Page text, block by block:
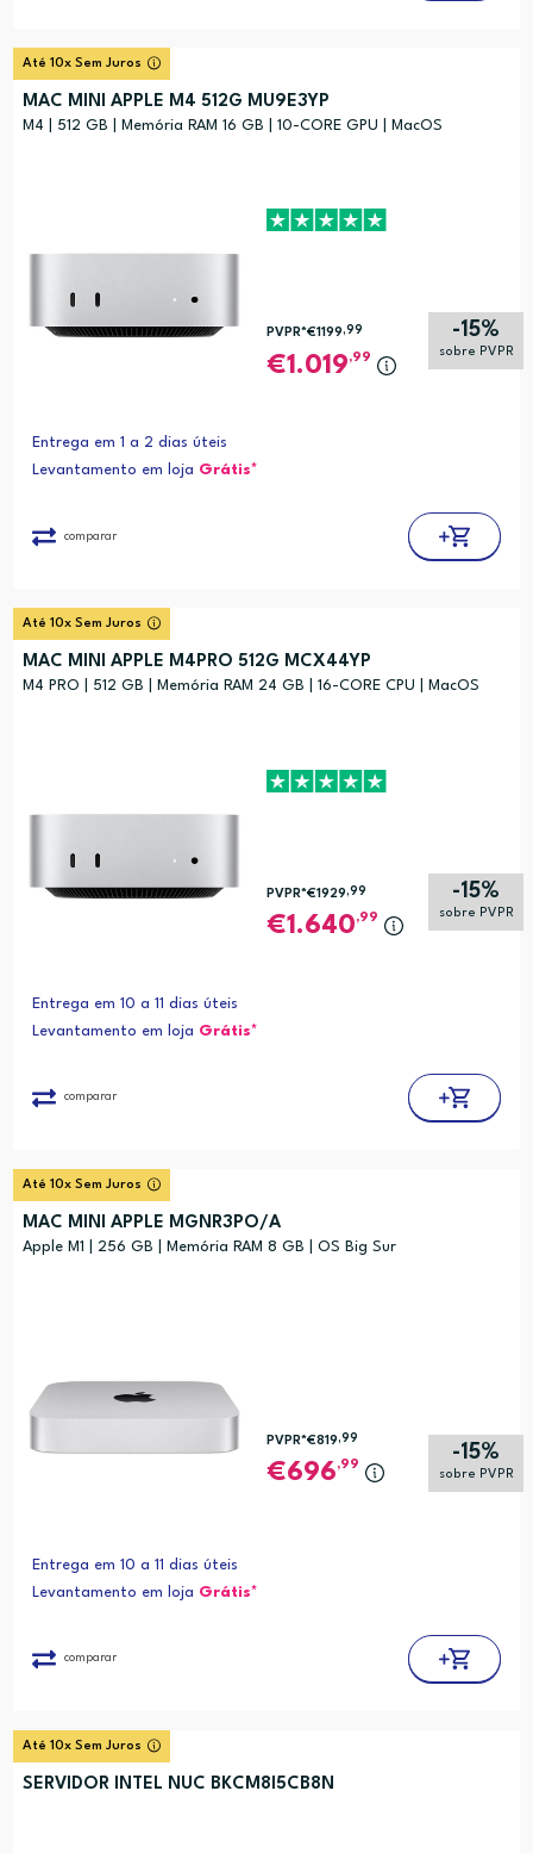
Até 10x Sem Juros
MAC MINI APPLE M4 512G MU9E3YP
M4 | 512 GB | Memória RAM 16 GB | 10-CORE GPU | MacOS
-15%
sobre PVPR
PVPR*€1199,99
1.019,99
Entrega em 1 a 2 dias úteis
Levantamento em loja Grátis*
comparar
Até 10x Sem Juros
MAC MINI APPLE M4PRO 512G MCX44YP
M4 PRO | 512 GB | Memória RAM 24 GB | 16-CORE CPU | MacOS
-15%
sobre PVPR
PVPR*€1929,99
1.640,99
Entrega em 10 a 11 dias úteis
Levantamento em loja Grátis*
comparar
Até 10x Sem Juros
MAC MINI APPLE MGNR3PO/A
Apple M1 | 256 GB | Memória RAM 8 GB | OS Big Sur
-15%
sobre PVPR
PVPR*€819 ,99
696,99
Entrega em 10 a 11 dias úteis
Levantamento em loja Grátis*
comparar
Até 10x Sem Juros
SERVIDOR INTEL NUC BKCM8I5CB8N